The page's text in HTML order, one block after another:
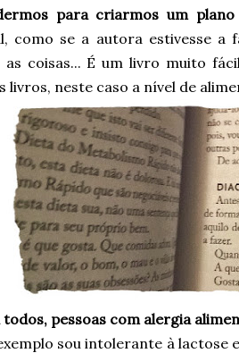
para criarmos um
como se a autora estivesse a
as coisas... É um livro muito
livros, neste caso a nível de
todos, pessoas com alergia
sou intolerante à